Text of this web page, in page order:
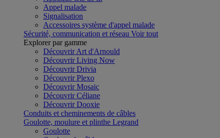
Appel malade
Signalisation
Accessoires système d'appel malade
Sécurité, communication et réseau Voir tout
Explorer par gamme
Découvrir Art d'Arnould
Découvrir Living Now
Découvrir Drivia
Découvrir Plexo
Découvrir Mosaic
Découvrir Céliane
Découvrir Dooxie
Conduits et cheminements de câbles
Goulotte, moulure et plinthe Legrand
Goulotte